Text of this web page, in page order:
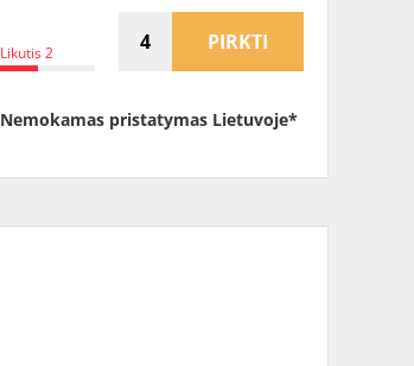
Likutis 2 PIRKTI
Nemokamas pristatymas Lietuvoje*